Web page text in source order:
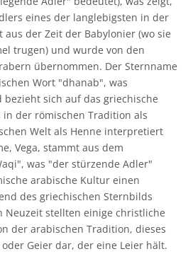
eines der langlebigsten in der
aus der Zeit der Babylonier (wo sie
trugen) und wurde von den
übernommen. Der Sternname
Wort "dhanab", was
sich auf das griechische
in der römischen Tradition als
Welt als Henne interpretiert
Vega, stammt aus dem
was "der stürzende Adler"
arabische Kultur einen
des griechischen Sternbilds
Neuzeit stellten einige christliche
der arabischen Tradition, dieses
Geier dar, der eine Leier hält.